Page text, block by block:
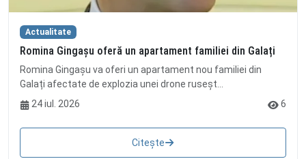
Actualitate
Romina Gingașu oferă un apartament familiei din Galați
Romina Gingașu va oferi un apartament nou familiei din
Galați afectate de explozia unei drone ruseșt...
24 iul. 2026
6
Citește